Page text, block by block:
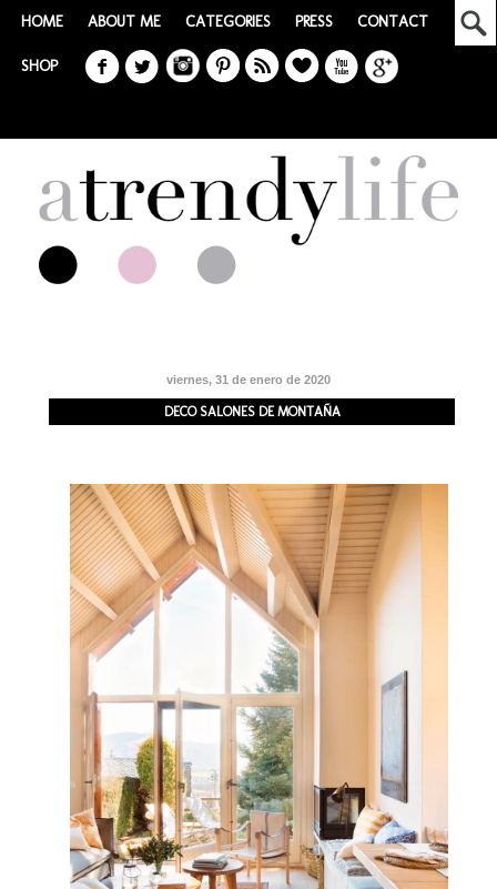
HOME ABOUT ME CATEGORIES PRESS CONTACT
SHOP
viernes, 31 de enero de 2020
DECO SALONES DE MONTAÑA